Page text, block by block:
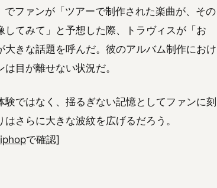
ファンが「ツアーで制作された楽曲が、その
てみて」と予想した際、トラヴィスが「お
きな話題を呼んだ。彼のアルバム制作におけ
目が離せない状況だ。
ではなく、揺るぎない記憶としてファンに刻
さらに大きな波紋を広げるだろう。
で確認]